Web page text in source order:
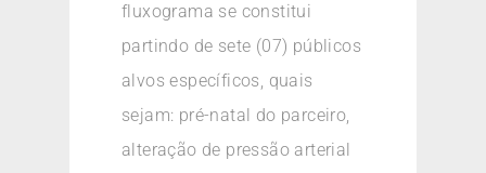
fluxograma se constitui
partindo de sete (07) públicos
alvos específicos, quais
sejam: pré-natal do parceiro,
alteração de pressão arterial